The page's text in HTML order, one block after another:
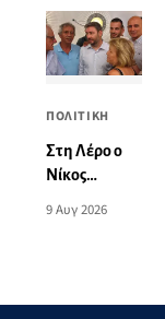
ΠΟΛΙΤΙΚΗ
Στη Λέρο ο
Νίκος
- Συνάντηση
9 Αυγ 2026